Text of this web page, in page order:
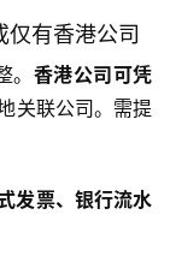
有香港公司
香港公司可凭
关联公司。需提
发票、银行流水